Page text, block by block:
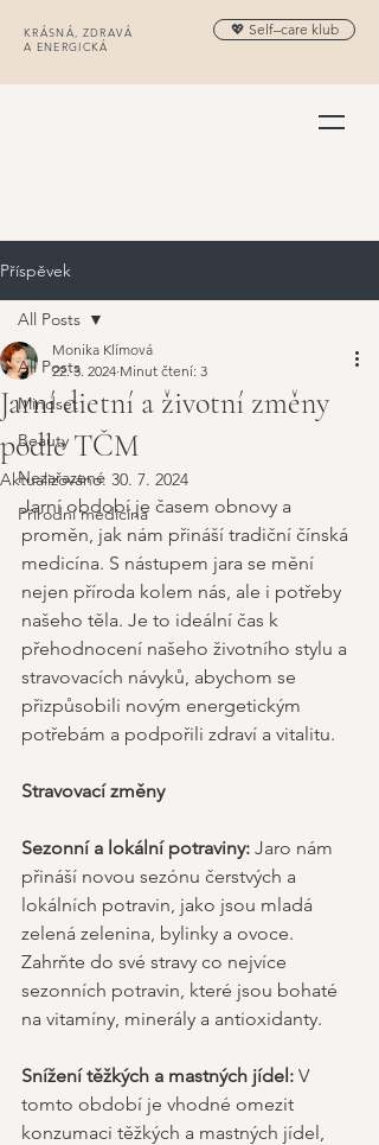
KRÁSNÁ, ZDRAVÁ
A ENERGICKÁ
💖 Self–care klub
Příspěvek
All Posts
Mindset
Beauty
Nezařazené
Přírodní medicína
All Posts
Jarní dietní a životní změny
podle TČM
Monika Klímová
22. 3. 2024 Minut čtení: 3
Aktualizováno: 30. 7. 2024
Jarní období je časem obnovy a
proměn, jak nám přináší tradiční čínská
medicína. S nástupem jara se mění
nejen příroda kolem nás, ale i potřeby
našeho těla. Je to ideální čas k
přehodnocení našeho životního stylu a
stravovacích návyků, abychom se
přizpůsobili novým energetickým
potřebám a podpořili zdraví a vitalitu.
Stravovací změny
Sezonní a lokální potraviny: Jaro nám
přináší novou sezónu čerstvých a
lokálních potravin, jako jsou mladá
zelená zelenina, bylinky a ovoce.
Zahrňte do své stravy co nejvíce
sezonních potravin, které jsou bohaté
na vitamíny, minerály a antioxidanty.
Snížení těžkých a mastných jídel: V
tomto období je vhodné omezit
konzumaci těžkých a mastných jídel,